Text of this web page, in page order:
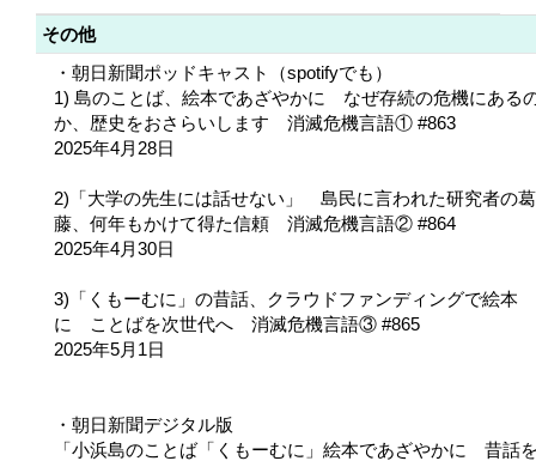
その他
・朝日新聞ポッドキャスト（spotifyでも）
1) 島のことば、絵本であざやかに なぜ存続の危機にある
か、歴史をおさらいします 消滅危機言語① #863
2025年4月28日
2)「大学の先生には話せない」 島民に言われた研究者の葛
藤、何年もかけて得た信頼 消滅危機言語② #864
2025年4月30日
3)「くもーむに」の昔話、クラウドファンディングで絵本
に ことばを次世代へ 消滅危機言語③ #865
2025年5月1日
・朝日新聞デジタル版
「小浜島のことば「くもーむに」絵本であざやかに 昔話